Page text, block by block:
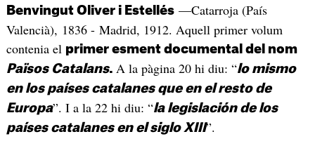
Benvingut Oliver i Estellés—Catarroja (País
Valencià), 1836 - Madrid, 1912. Aquell primer volum
contenia el primer esment documental del nom
Països Catalans. A la pàgina 20 hi diu: “lo mismo
en los países catalanes que en el resto de
Europa”. I a la 22 hi diu: “la legislación de los
países catalanes en el siglo XIII”.